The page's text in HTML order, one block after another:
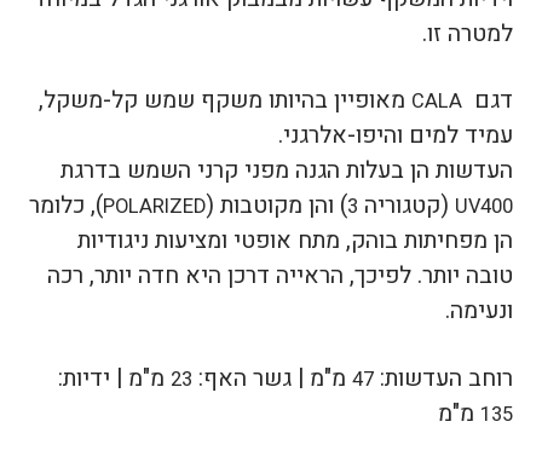
למטרה זו.
דגם CALA מאופיין בהיותו משקף שמש קל-משקל,
עמיד למים והיפו-אלרגני.
העדשות הן בעלות הגנה מפני קרני השמש בדרגת
UV400 (קטגוריה 3) והן מקוטבות (POLARIZED), כלומר
הן מפחיתות בוהק, מתח אופטי ומציעות ניגודיות
טובה יותר. לפיכך, הראייה דרכן היא חדה יותר, רכה
ונעימה.
רוחב העדשות: 47 מ"מ | גשר האף: 23 מ"מ | ידיות:
135 מ"מ